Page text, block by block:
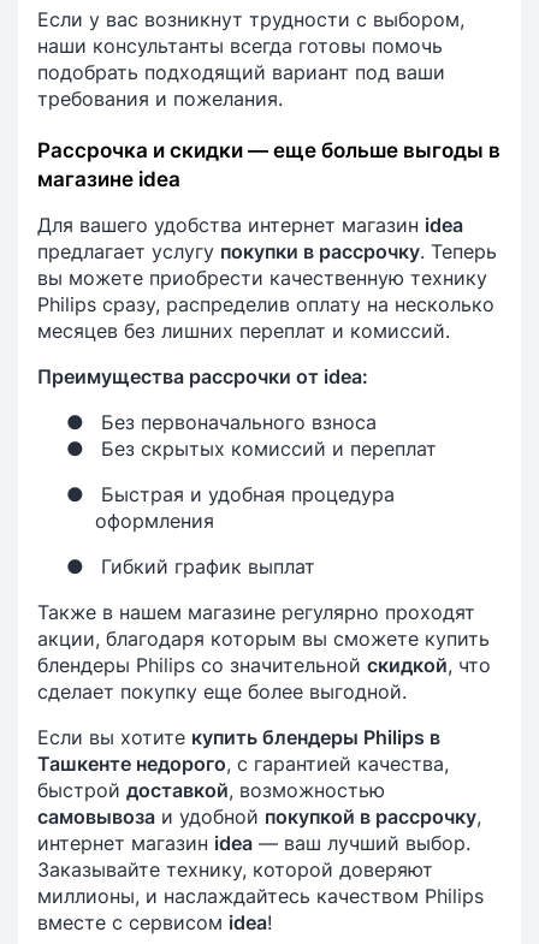
Если у вас возникнут трудности с выбором,
наши консультанты всегда готовы помочь
подобрать подходящий вариант под ваши
требования и пожелания.
Рассрочка и скидки — еще больше выгоды в
магазине idea
Для вашего удобства интернет магазин idea
предлагает услугу покупки в рассрочку. Теперь
вы можете приобрести качественную технику
Philips сразу, распределив оплату на несколько
месяцев без лишних переплат и комиссий.
Преимущества рассрочки от idea:
●
Без первоначального взноса
●
Без скрытых комиссий и переплат
●
Быстрая и удобная процедура
оформления
●
Гибкий график выплат
Также в нашем магазине регулярно проходят
акции, благодаря которым вы сможете купить
блендеры Philips со значительной скидкой, что
сделает покупку еще более выгодной.
Если вы хотите купить блендеры Philips в
Ташкенте недорого, с гарантией качества,
быстрой доставкой, возможностью
самовывоза и удобной покупкой в рассрочку,
интернет магазин idea — ваш лучший выбор.
Заказывайте технику, которой доверяют
миллионы, и наслаждайтесь качеством Philips
вместе с сервисом idea!